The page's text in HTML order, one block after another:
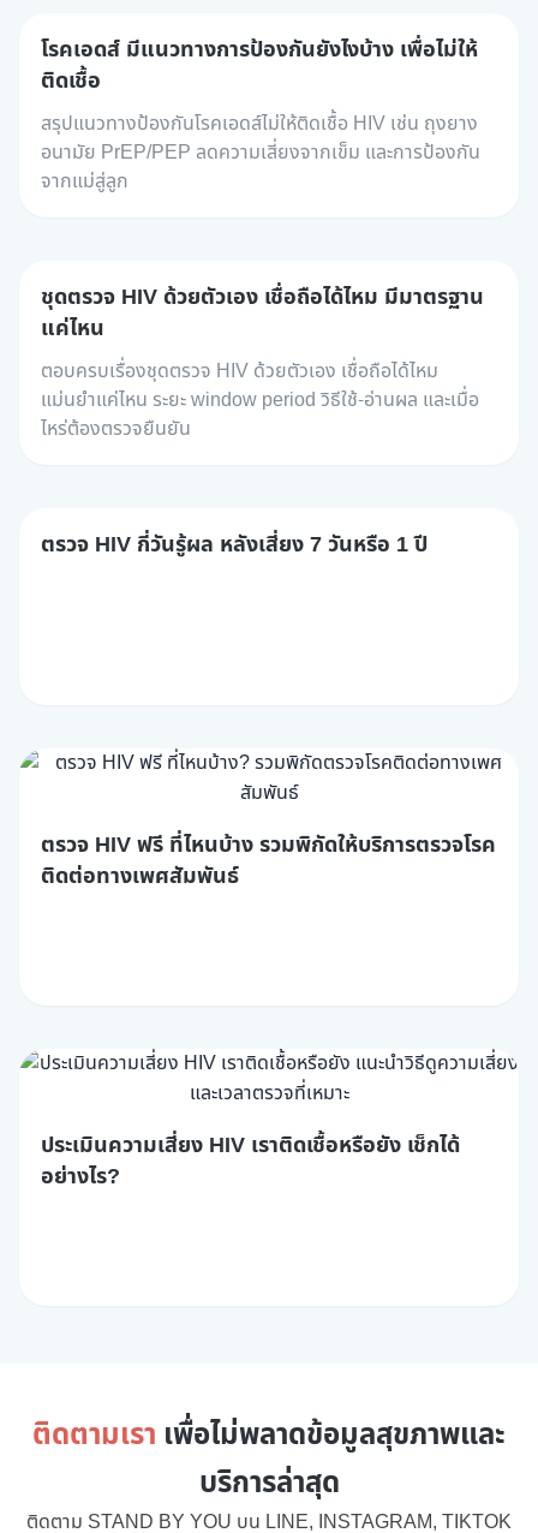
โรคเอดส์ มีแนวทางการป้องกันยังไงบ้าง เพื่อไม่ให้
ติดเชื้อ
สรุปแนวทางป้องกันโรคเอดส์ไม่ให้ติดเชื้อ HIV เช่น ถุงยาง
อนามัย PrEP/PEP ลดความเสี่ยงจากเข็ม และการป้องกัน
จากแม่สู่ลูก
ชุดตรวจ HIV ด้วยตัวเอง เชื่อถือได้ไหม มีมาตรฐาน
แค่ไหน
ตอบครบเรื่องชุดตรวจ HIV ด้วยตัวเอง เชื่อถือได้ไหม
แม่นยำแค่ไหน ระยะ window period วิธีใช้-อ่านผล และเมื่อ
ไหร่ต้องตรวจยืนยัน
ตรวจ HIV กี่วันรู้ผล หลังเสี่ยง 7 วันหรือ 1 ปี
ตรวจ HIV ฟรี ที่ไหนบ้าง รวมพิกัดให้บริการตรวจโรค
ติดต่อทางเพศสัมพันธ์
ประเมินความเสี่ยง HIV เราติดเชื้อหรือยัง เช็กได้
อย่างไร?
ติดตามเรา เพื่อไม่พลาดข้อมูลสุขภาพและ
บริการล่าสุด
ติดตาม STAND BY YOU บน LINE, INSTAGRAM, TIKTOK